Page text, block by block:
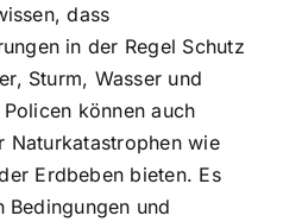
dass
in der Regel Schutz
Sturm, Wasser und
können auch
Naturkatastrophen wie
Erdbeben bieten. Es
und